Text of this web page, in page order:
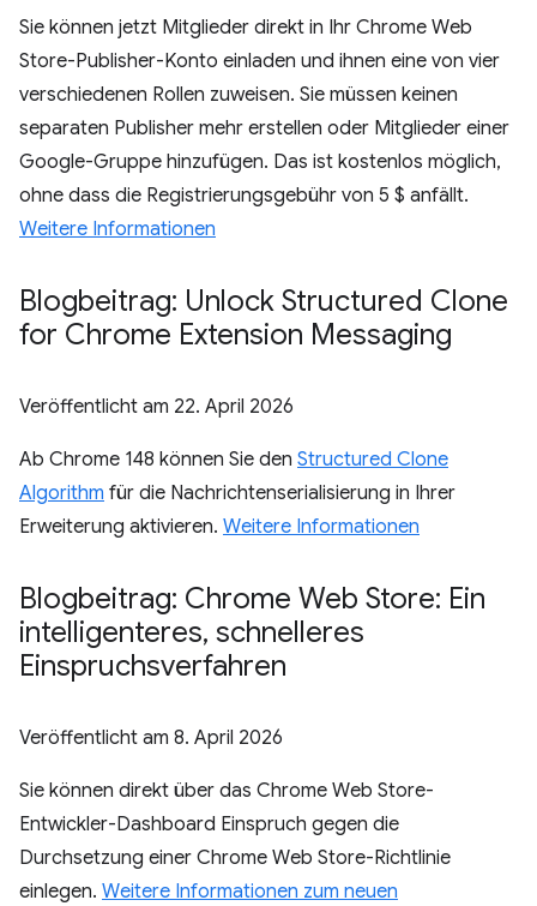
Sie können jetzt Mitglieder direkt in Ihr Chrome Web
Store-Publisher-Konto einladen und ihnen eine von vier
verschiedenen Rollen zuweisen. Sie müssen keinen
separaten Publisher mehr erstellen oder Mitglieder einer
Google-Gruppe hinzufügen. Das ist kostenlos möglich,
ohne dass die Registrierungsgebühr von 5 $ anfällt.
Weitere Informationen
Blogbeitrag: Unlock Structured Clone
for Chrome Extension Messaging
Veröffentlicht am 22. April 2026
Ab Chrome 148 können Sie den Structured Clone
Algorithm für die Nachrichtenserialisierung in Ihrer
Erweiterung aktivieren. Weitere Informationen
Blogbeitrag: Chrome Web Store: Ein
intelligenteres, schnelleres
Einspruchsverfahren
Veröffentlicht am 8. April 2026
Sie können direkt über das Chrome Web Store-
Entwickler-Dashboard Einspruch gegen die
Durchsetzung einer Chrome Web Store-Richtlinie
einlegen. Weitere Informationen zum neuen